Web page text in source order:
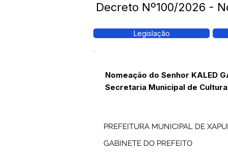
Decreto Nº100/2026 -
Legislação
Nomeação do Senhor KALED
Secretaria Municipal de
PREFEITURA MUNICIPAL DE
GABINETE DO PREFEITO